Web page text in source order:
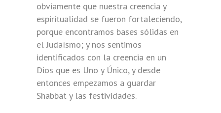
obviamente que nuestra creencia y
espiritualidad se fueron fortaleciendo,
porque encontramos bases sólidas en
el Judaísmo; y nos sentimos
identificados con la creencia en un
Dios que es Uno y Único, y desde
entonces empezamos a guardar
Shabbat y las festividades.